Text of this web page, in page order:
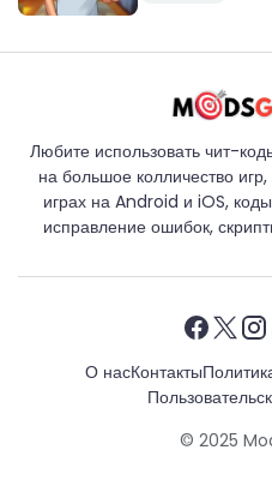
Любите использовать чит-
на большое колличество
играх на Android и iOS,
исправление ошибок,
О насКонтакты
© 2025